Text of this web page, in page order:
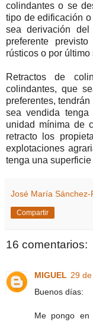
colindantes o se
tipo de edificación
sea derivación
preferente
rústicos o por
Retractos de
colindantes, que
preferentes,
sea vendida
unidad mínima de
retracto los
explotaciones
tenga una
José María Sánchez-
Compartir
16 comentarios:
MIGUEL 29
Buenos días:
Me pongo en